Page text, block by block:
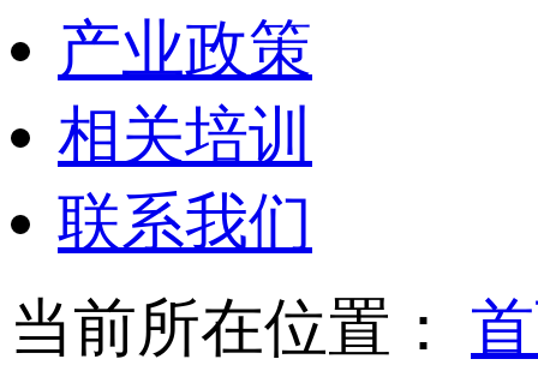
产业政策
相关培训
联系我们
当前所在位置：